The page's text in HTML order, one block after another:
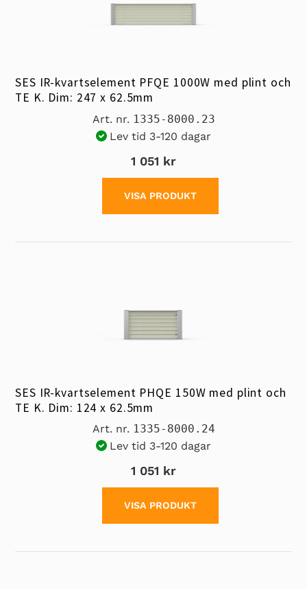
SES IR-kvartselement PFQE 1000W med plint och
TE K. Dim: 247 x 62.5mm
Art. nr. 1335-8000.23
Lev tid 3-120 dagar
1 051 kr
VISA PRODUKT
SES IR-kvartselement PHQE 150W med plint och
TE K. Dim: 124 x 62.5mm
Art. nr. 1335-8000.24
Lev tid 3-120 dagar
1 051 kr
VISA PRODUKT